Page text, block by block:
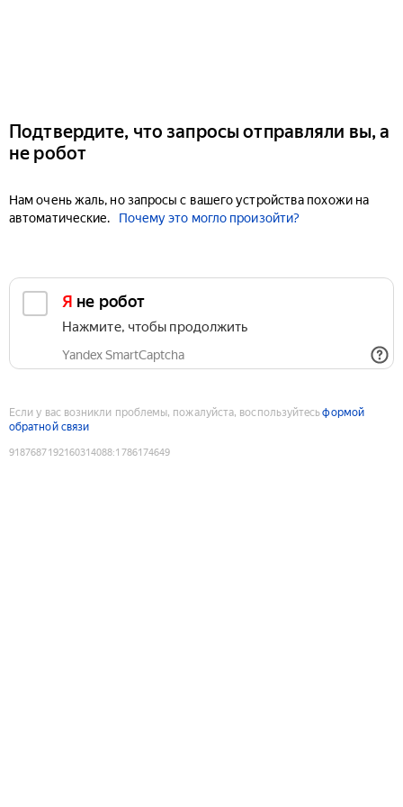
Подтвердите, что запросы отправляли вы, а
не робот
Нам очень жаль, но запросы с вашего устройства похожи на
автоматические.
Почему это могло произойти?
Я не робот
Нажмите, чтобы продолжить
Yandex SmartCaptcha
Если у вас возникли проблемы, пожалуйста, воспользуйтесьформой
обратной связи
9187687192160314088:1786174649